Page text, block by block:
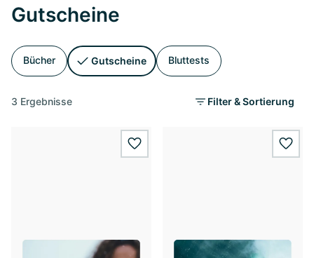
Gutscheine
Bücher Gutscheine Bluttests
3 Ergebnisse Filter & Sortierung
wishlist.add